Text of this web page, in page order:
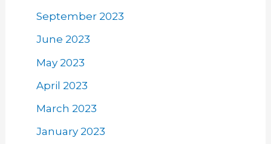
September 2023
June 2023
May 2023
April 2023
March 2023
January 2023